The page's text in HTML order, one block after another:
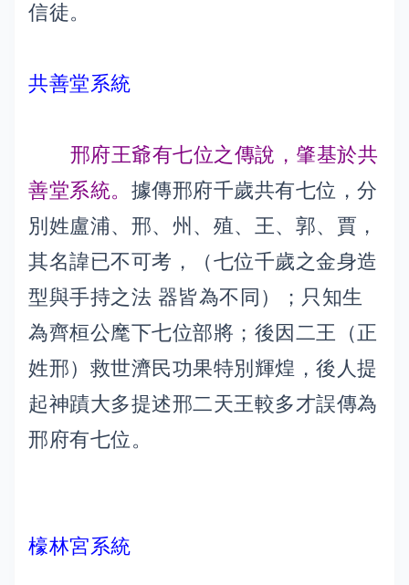
信徒。
共善堂系統
邢府王爺有七位之傳說，肇基於共
善堂系統。 據傳邢府千歲共有七位，分
別姓盧浦、邢、州、殖、王、郭、賈，
其名諱已不可考，（七位千歲之金身造
型與手持之法 器皆為不同）；只知生
為齊桓公麾下七位部將；後因二王（正
姓邢）救世濟民功果特別輝煌，後人提
起神蹟大多提述邢二天王較多才誤傳為
邢府有七位。
檺林宮系統